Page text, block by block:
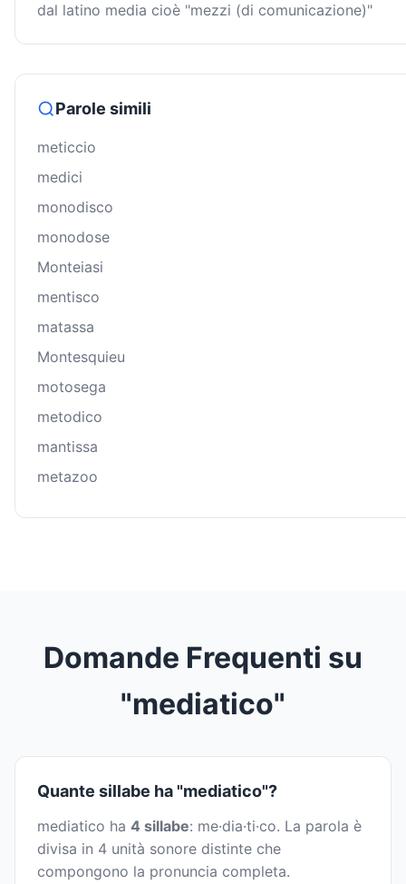
dal latino media cioè "mezzi (di comunicazione)"
Parole simili
meticcio
medici
monodisco
monodose
Monteiasi
mentisco
matassa
Montesquieu
motosega
metodico
mantissa
metazoo
Domande Frequenti su
"mediatico"
Quante sillabe ha "mediatico"?
mediatico ha 4 sillabe: me·dia·ti·co. La parola è
divisa in 4 unità sonore distinte che
compongono la pronuncia completa.